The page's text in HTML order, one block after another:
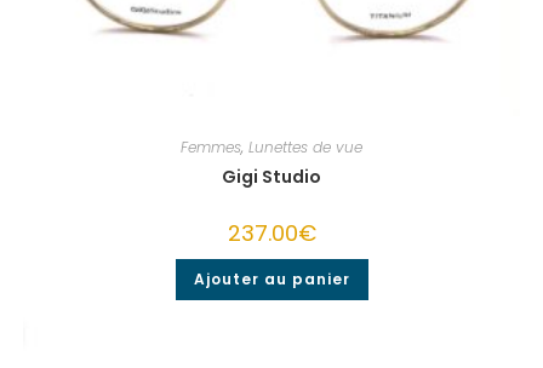
Femmes, Lunettes de vue
Gigi Studio
237.00€
Ajouter au panier